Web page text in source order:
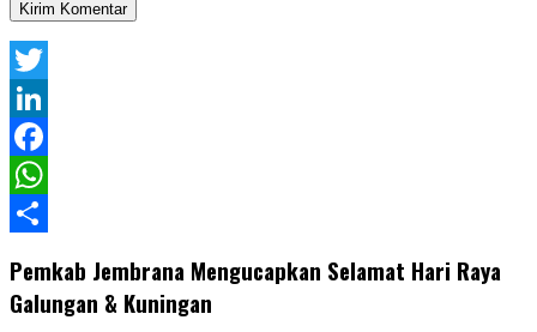
Twitter
LinkedIn
Facebook
WhatsApp
Pemkab Jembrana Mengucapkan Selamat Hari Raya
Galungan & Kuningan